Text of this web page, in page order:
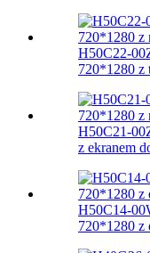
H50C22-
720*1280 z
H50C21-
z ekranem
H50C14-
720*1280 z